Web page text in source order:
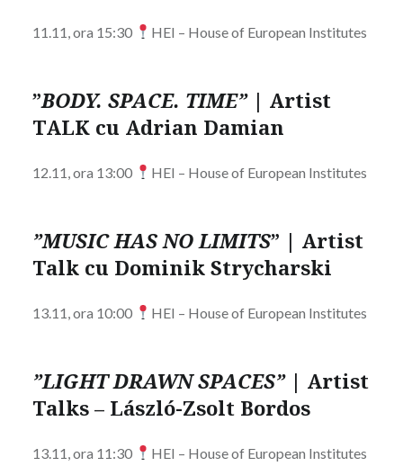
11.11, ora 15:30 HEI – House of European Institutes
”BODY. SPACE. TIME”| Artist
TALK cu Adrian Damian
12.11, ora 13:00 HEI – House of European Institutes
”MUSIC HAS NO LIMITS” | Artist
Talk cu Dominik Strycharski
13.11, ora 10:00 HEI – House of European Institutes
”LIGHT DRAWN SPACES”| Artist
Talks – László-Zsolt Bordos
13.11, ora 11:30 HEI – House of European Institutes